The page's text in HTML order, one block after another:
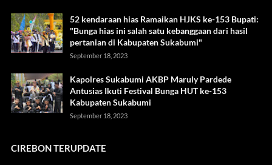
52 kendaraan hias Ramaikan HJKS ke-153 Bupati:
"Bunga hias ini salah satu kebanggaan dari hasil
pertanian di Kabupaten Sukabumi"
September 18, 2023
Kapolres Sukabumi AKBP Maruly Pardede
Antusias Ikuti Festival Bunga HUT ke-153
Kabupaten Sukabumi
September 18, 2023
CIREBON TERUPDATE